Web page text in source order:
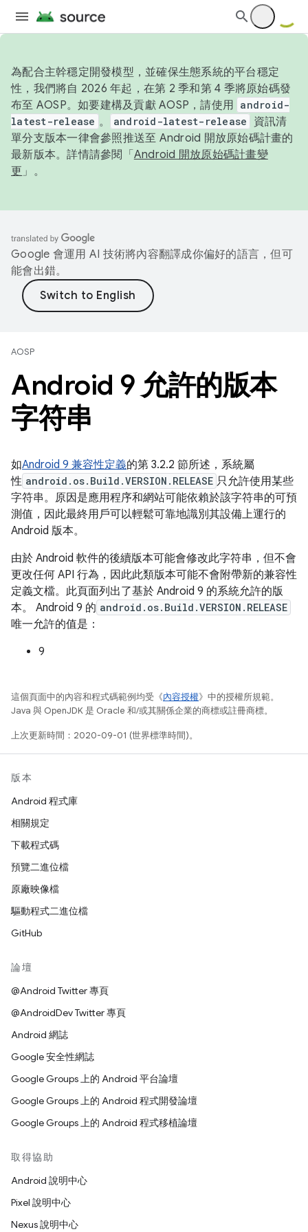
為配合主幹穩定開發模型，並確保生態系統的平台穩定
性，我們將自 2026 年起，在第 2 季和第 4 季將原始碼發
布至 AOSP。如要建構及貢獻 AOSP，請使用 android-
latest-release 。 android-latest-release
資訊清
單分支版本一律會參照推送至 Android 開放原始碼計畫的
最新版本。詳情請參閱「 Android 開放原始碼計畫變
更 」。
Google 會運用 AI 技術將內容翻譯成你偏好的語言，但可
能會出錯。
AOSP
Android 9 允許的版本
字符串
如Android 9 兼容性定義的第 3.2.2 節所述，系統屬
性 android.os.Build.VERSION.RELEASE 只允許使用某些
字符串。原因是應用程序和網站可能依賴於該字符串的可預
測值，因此最終用戶可以輕鬆可靠地識別其設備上運行的
Android 版本。
由於 Android 軟件的後續版本可能會修改此字符串，但不會
更改任何 API 行為，因此此類版本可能不會附帶新的兼容性
定義文檔。此頁面列出了基於 Android 9 的系統允許的版
本。 Android 9 的 android.os.Build.VERSION.RELEASE
唯一允許的值是：
9
這個頁面中的內容和程式碼範例均受《內容授權》中的授權所規範。
Java 與 OpenJDK 是 Oracle 和/或其關係企業的商標或註冊商標。
上次更新時間：2020-09-01 (世界標準時間)。
版本
Android 程式庫
相關規定
下載程式碼
預覽二進位檔
原廠映像檔
驅動程式二進位檔
GitHub
論壇
@Android Twitter 專頁
@AndroidDev Twitter 專頁
Android 網誌
Google 安全性網誌
Google Groups 上的 Android 平台論壇
Google Groups 上的 Android 程式開發論壇
Google Groups 上的 Android 程式移植論壇
取得協助
Android 說明中心
Pixel 說明中心
Nexus 說明中心